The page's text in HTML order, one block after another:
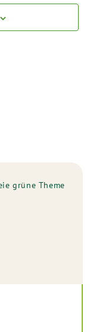
grüne Theme